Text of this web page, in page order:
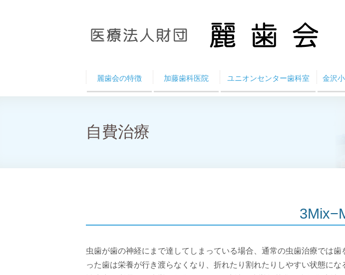
麗歯会の特徴 加藤歯科医院 ユニオンセンター歯科室 金沢
自費治療
虫歯が歯の神経にまで達してしまっている場合、通常の虫歯治療では
った歯は栄養が行き渡らなくなり、折れたり割れたりしやすい状態に